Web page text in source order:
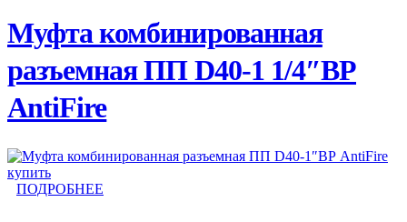
Муфта комбинированная
разъемная ПП D40-1 1/4″ВР
AntiFire
ПОДРОБНЕЕ